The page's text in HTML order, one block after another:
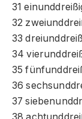
31
32
33
34
35
36
37
38